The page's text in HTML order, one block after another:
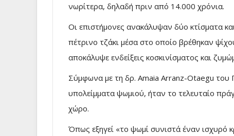
νωρίτερα, δηλαδή πριν από 14.000 χρόνια.
Οι επιστήμονες ανακάλυψαν δύο κτίσματα
πέτρινο τζάκι μέσα στο οποίο βρέθηκαν
αποκάλυψε ενδείξεις κοσκινίσματος και
Σύμφωνα με τη δρ. Amaia Arranz-Otaegu του
υπολείμματα ψωμιού, ήταν το τελευταίο
χώρο.
Όπως εξηγεί «το ψωμί συνιστά έναν ισχυρό